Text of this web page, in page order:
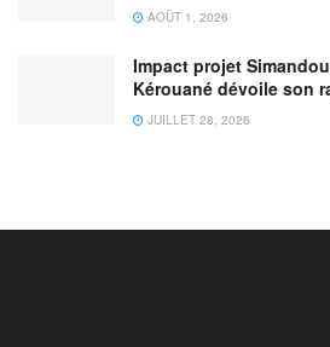
AOÛT 1, 2026
Impact projet
Kérouané dévoile son
JUILLET 28, 2026